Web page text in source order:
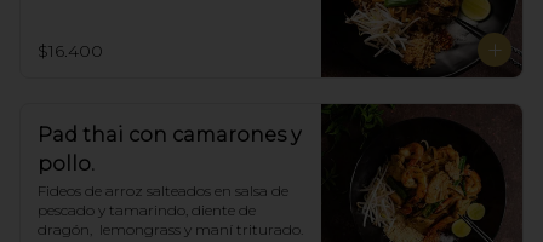
$16.400
Pad thai con camarones y
pollo.
Fideos de arroz salteados en salsa de
pescado y tamarindo, diente de
dragón,  lemongrass y maní triturado.